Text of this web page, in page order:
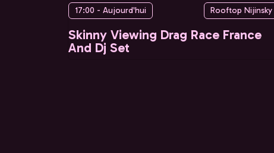
17:00 - Aujourd'hui Rooftop Nijinsky
Skinny Viewing Drag Race France
And Dj Set